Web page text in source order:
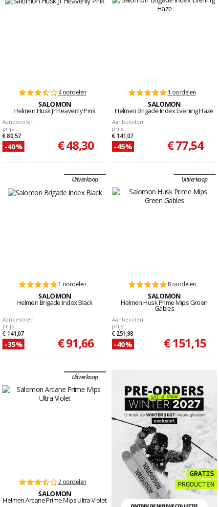
4 oordelen
SALOMON
Helmen Husk Jr Heavenly Pink
Aanbevolen
prijs
€ 80,57
-40% € 48,30
1 oordelen
SALOMON
Helmen Brigade Index Evening Haze
Aanbevolen
prijs
€ 141,07
-45% € 77,54
Uitverkoop
1 oordelen
SALOMON
Helmen Brigade Index Black
Aanbevolen
prijs
€ 141,07
-35% € 91,66
Uitverkoop
8 oordelen
SALOMON
Helmen Husk Prime Mips Green
Gables
Aanbevolen
prijs
€ 251,98
-40% € 151,15
Uitverkoop
2 oordelen
SALOMON
Helmen Arcane Prime Mips Ultra Violet